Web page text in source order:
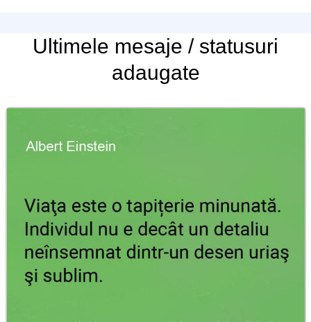
Ultimele mesaje / statusuri
adaugate